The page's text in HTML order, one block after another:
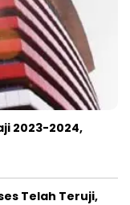
2023-2024,
Telah Teruji,